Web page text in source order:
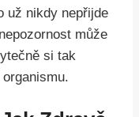
už nikdy nepřijde
může
si tak